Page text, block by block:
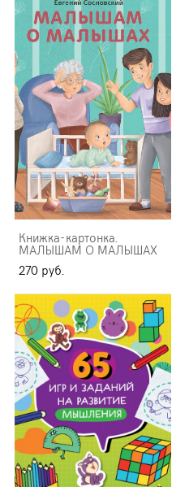
Книжка-картонка.
МАЛЫШАМ О МАЛЫШАХ
270 pуб.